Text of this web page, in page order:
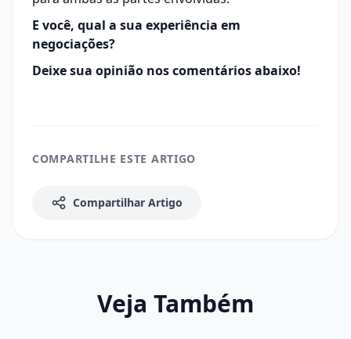
E você, qual a sua experiência em
negociações?
Deixe sua opinião nos comentários abaixo!
COMPARTILHE ESTE ARTIGO
Compartilhar Artigo
Veja Também